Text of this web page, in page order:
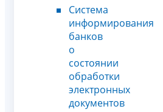
Система
информирования
банков
о
состоянии
обработки
электронных
документов